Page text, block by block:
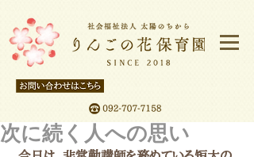
次に続く人への思い